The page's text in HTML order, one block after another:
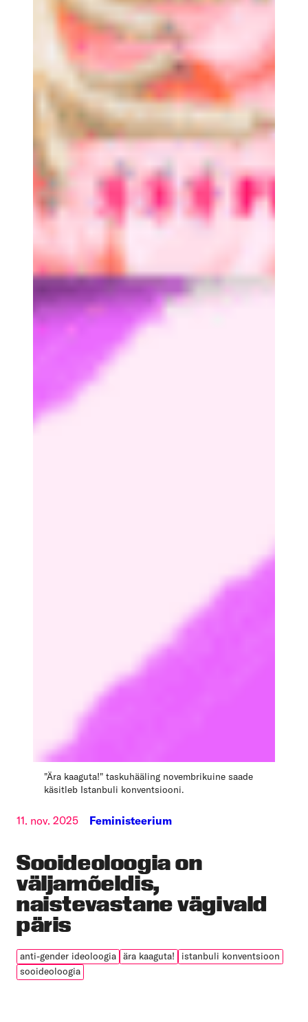
"Ära kaaguta!" taskuhääling novembrikuine saade
käsitleb Istanbuli konventsiooni.
Sooideoloogia on
väljamõeldis,
naistevastane vägivald
päris
11. nov. 2025 Feministeerium
anti-gender ideoloogia ära kaaguta!
istanbuli konventsioon
sooideoloogia